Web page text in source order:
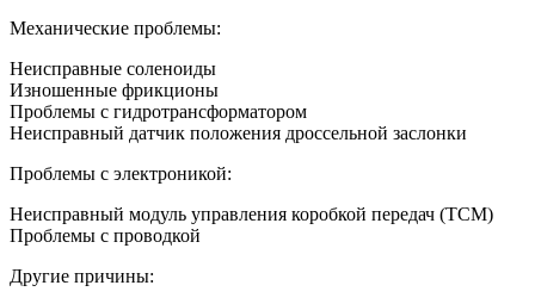
Механические проблемы:
Неисправные соленоиды
Изношенные фрикционы
Проблемы с гидротрансформатором
Неисправный датчик положения дроссельной заслонки
Проблемы с электроникой:
Неисправный модуль управления коробкой передач (TCM)
Проблемы с проводкой
Другие причины: